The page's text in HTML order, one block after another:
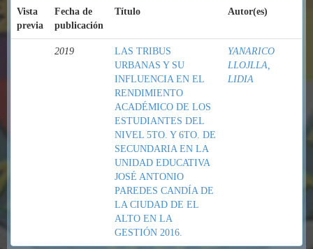
Vista
previa
Fecha de
publicación
Título Autor(es)
2019
LAS TRIBUS
URBANAS Y SU
INFLUENCIA EN EL
RENDIMIENTO
ACADÉMICO DE LOS
ESTUDIANTES DEL
NIVEL 5TO. Y 6TO. DE
SECUNDARIA EN LA
UNIDAD EDUCATIVA
JOSÉ ANTONIO
PAREDES CANDÍA DE
LA CIUDAD DE EL
ALTO EN LA
GESTIÓN 2016.
YANARICO
LLOJLLA,
LIDIA